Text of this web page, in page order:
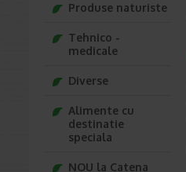
Produse naturiste
Tehnico -
medicale
Diverse
Alimente cu
destinatie
speciala
NOU la Catena